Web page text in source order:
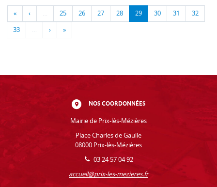
« ‹ … 25 26 27 28 29 30 31 32
33 … › »
NOS COORDONNÉES
Mairie de Prix-lès-Mézières
Place Charles de Gaulle
08000 Prix-lès-Mézières
03 24 57 04 92
accueil@prix-les-mezieres.fr